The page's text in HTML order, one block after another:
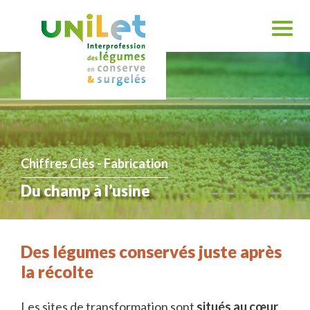
Chiffres Clés - Fabrication
Du champ à l’usine
Des légumes conservés juste après
la récolte
Les sites de transformation sont situés au cœur